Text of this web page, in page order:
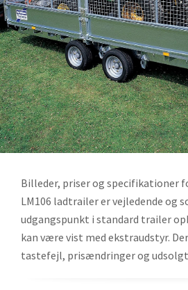
Billeder, priser og specifikationer
LM106 ladtrailer er vejledende og
udgangspunkt i standard trailer
kan være vist med ekstraudstyr.
tastefejl, prisændringer og